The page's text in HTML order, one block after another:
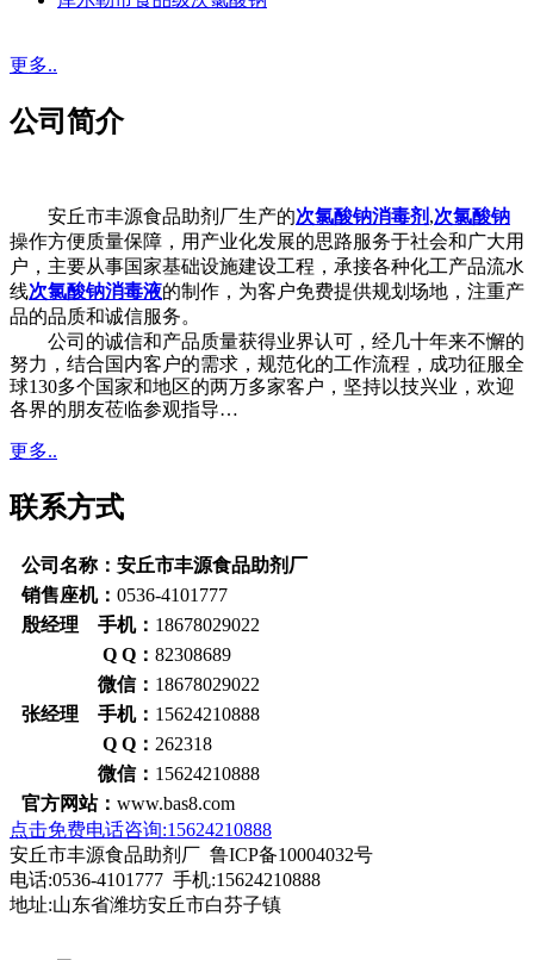
更多..
公司简介
安丘市丰源食品助剂厂生产的次氯酸钠消毒剂 ,次氯酸钠
操作方便质量保障，用产业化发展的思路服务于社会和广大用
户，主要从事国家基础设施建设工程，承接各种化工产品流水
线次氯酸钠消毒液的制作，为客户免费提供规划场地，注重产
品的品质和诚信服务。
公司的诚信和产品质量获得业界认可，经几十年来不懈的
努力，结合国内客户的需求，规范化的工作流程，成功征服全
球130多个国家和地区的两万多家客户，坚持以技兴业，欢迎
各界的朋友莅临参观指导…
更多..
联系方式
公司名称：安丘市丰源食品助剂厂
销售座机： 0536-4101777
殷经理 手机： 18678029022
Q Q： 82308689
微信： 18678029022
张经理 手机： 15624210888
Q Q： 262318
微信： 15624210888
官方网站： www.bas8.com
点击免费电话咨询:15624210888
安丘市丰源食品助剂厂 鲁ICP备10004032号
电话:0536-4101777 手机:15624210888
地址:山东省潍坊安丘市白芬子镇